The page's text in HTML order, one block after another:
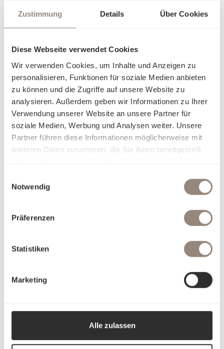
Zustimmung Details Über Cookies
Diese Webseite verwendet Cookies
Wir verwenden Cookies, um Inhalte und Anzeigen zu
personalisieren, Funktionen für soziale Medien anbieten
zu können und die Zugriffe auf unsere Website zu
analysieren. Außerdem geben wir Informationen zu Ihrer
Verwendung unserer Website an unsere Partner für
soziale Medien, Werbung und Analysen weiter. Unsere
Partner führen diese Informationen möglicherweise mit
weiteren Daten zusammen, die Sie ihnen bereitgestellt
Notwendig
Präferenzen
Statistiken
Marketing
Alle zulassen